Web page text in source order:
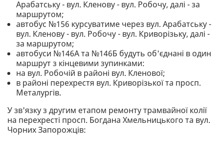
Арабатську - вул. Кленову - вул. Робочу, далі - за
маршрутом;
автобус №156 курсуватиме через вул. Арабатську -
вул. Кленову - вул. Робочу - вул. Криворізьку, далі -
за маршрутом;
автобуси №146А та №146Б будуть об'єднані в один
маршрут з кінцевими зупинками:
на вул. Робочій в районі вул. Кленової;
в районі перехрестя вул. Криворізької та просп.
Металургів.
У зв'язку з другим етапом ремонту трамвайної колії
на перехресті просп. Богдана Хмельницького та вул.
Чорних Запорожців: